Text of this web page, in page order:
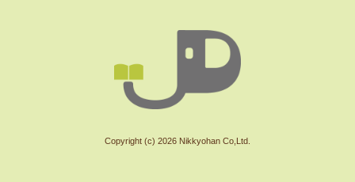
Copyright (c) 2026 Nikkyohan Co,Ltd.